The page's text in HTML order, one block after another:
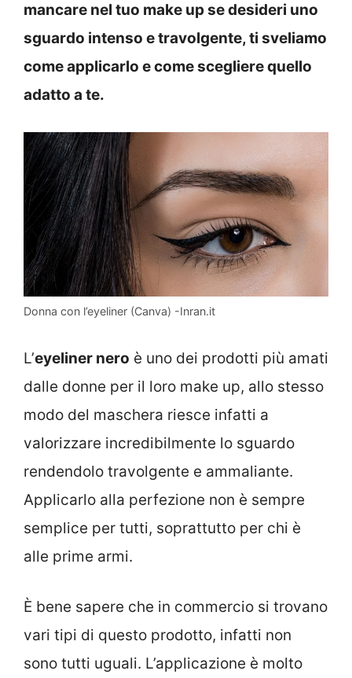
mancare nel tuo make up se desideri uno
sguardo intenso e travolgente, ti sveliamo
come applicarlo e come scegliere quello
adatto a te.
Donna con l’eyeliner (Canva) -Inran.it
L’eyeliner nero è uno dei prodotti più amati
dalle donne per il loro make up, allo stesso
modo del maschera riesce infatti a
valorizzare incredibilmente lo sguardo
rendendolo travolgente e ammaliante.
Applicarlo alla perfezione non è sempre
semplice per tutti, soprattutto per chi è
alle prime armi.
È bene sapere che in commercio si trovano
vari tipi di questo prodotto, infatti non
sono tutti uguali. L’applicazione è molto